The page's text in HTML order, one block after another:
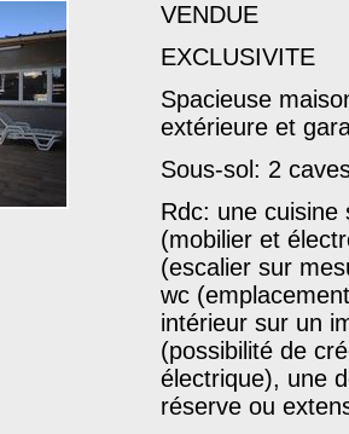
VENDUE
EXCLUSIVITE
Spacieuse
extérieure et
Sous-sol: 2
Rdc: une cuisine
(mobilier et
(escalier sur
wc
intérieur sur un
(possibilité de
électrique), une
réserve ou